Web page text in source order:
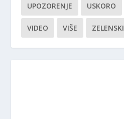
UPOZORENJE USKORO
VIDEO VIŠE ZELENSKI